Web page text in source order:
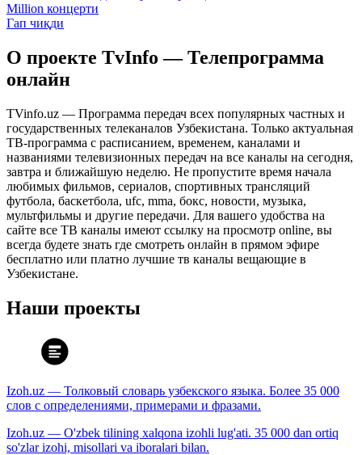
Million концерти
Гап чиқди
О проекте TvInfo — Телепрограмма
онлайн
TVinfo.uz — Программа передач всех популярных частных и
государственных телеканалов Узбекистана. Только актуальная
ТВ-программа с расписанием, временем, каналами и
названиями телевизионных передач на все каналы на сегодня,
завтра и ближайшую неделю. Не пропустите время начала
любимых фильмов, сериалов, спортивных трансляций
футбола, баскетбола, ufc, mma, бокс, новости, музыка,
мультфильмы и другие передачи. Для вашего удобства на
сайте все ТВ каналы имеют ссылку на просмотр online, вы
всегда будете знать где смотреть онлайн в прямом эфире
бесплатно или платно лучшие тв каналы вещающие в
Узбекистане.
Наши проекты
Izoh.uz — Толковый словарь узбекского языка. Более 35 000
слов с определениями, примерами и фразами.
Izoh.uz — O'zbek tilining xalqona izohli lug'ati. 35 000 dan ortiq
so'zlar izohi, misollari va iboralari bilan.